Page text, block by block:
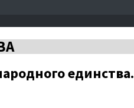
единства.